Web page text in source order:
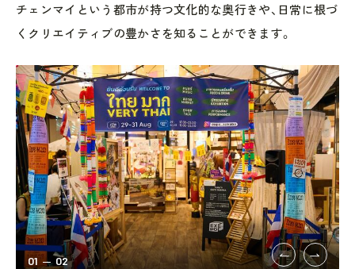
チェンマイという都市が持つ文化的な奥行きや、日常に根づ
くクリエイティブの豊かさを知ることができます。
01 02